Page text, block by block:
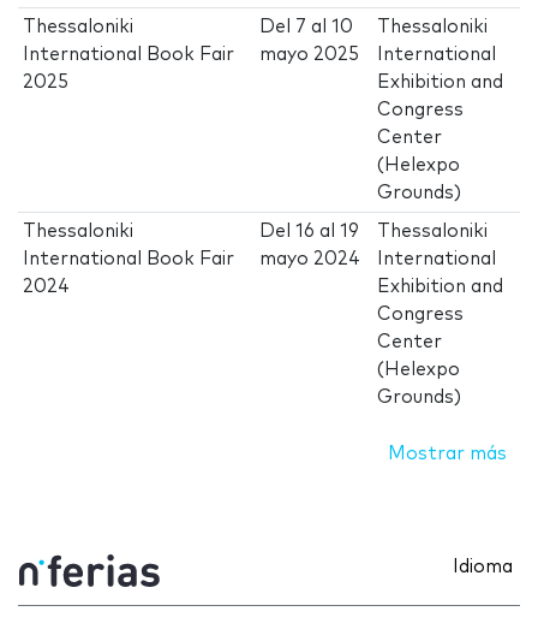
Thessaloniki
International Book Fair
2025
Del 7 al10
mayo 2025
Thessaloniki
International
Exhibition and
Congress
Center
(Helexpo
Grounds)
Thessaloniki
International Book Fair
2024
Del16 al19
mayo 2024
Thessaloniki
International
Exhibition and
Congress
Center
(Helexpo
Grounds)
Mostrar más
Idioma